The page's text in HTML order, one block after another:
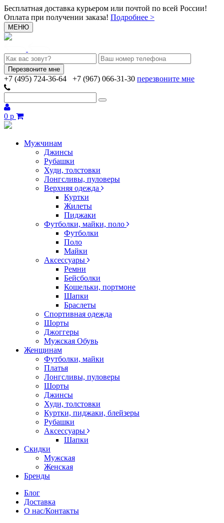
Бесплатная доставка курьером или почтой по всей России!
Оплата при получении заказа! Подробнее >
МЕНЮ
+7 (495) 724-36-64 +7 (967) 066-31-30 перезвоните мне
0 р
Мужчинам
Джинсы
Рубашки
Худи, толстовки
Лонгсливы, пуловеры
Верхняя одежда
Куртки
Жилеты
Пиджаки
Футболки, майки, поло
Футболки
Поло
Майки
Аксессуары
Ремни
Бейсболки
Кошельки, портмоне
Шапки
Браслеты
Спортивная одежда
Шорты
Джоггеры
Мужская Обувь
Женщинам
Футболки, майки
Платья
Лонгсливы, пуловеры
Шорты
Джинсы
Худи, толстовки
Куртки, пиджаки, блейзеры
Рубашки
Аксессуары
Шапки
Скидки
Мужская
Женская
Бренды
Блог
Доставка
О нас/Контакты